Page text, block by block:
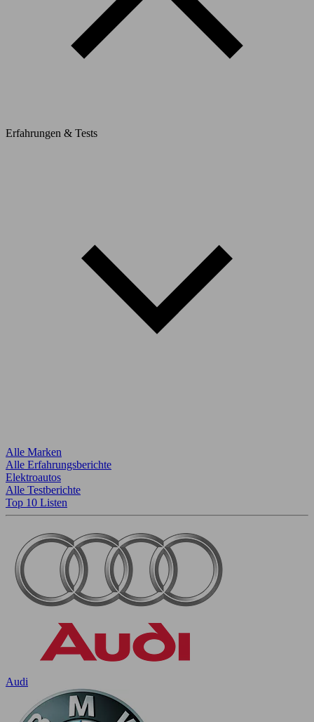
Erfahrungen & Tests
Alle Marken
Alle Erfahrungsberichte
Elektroautos
Alle Testberichte
Top 10 Listen
Audi